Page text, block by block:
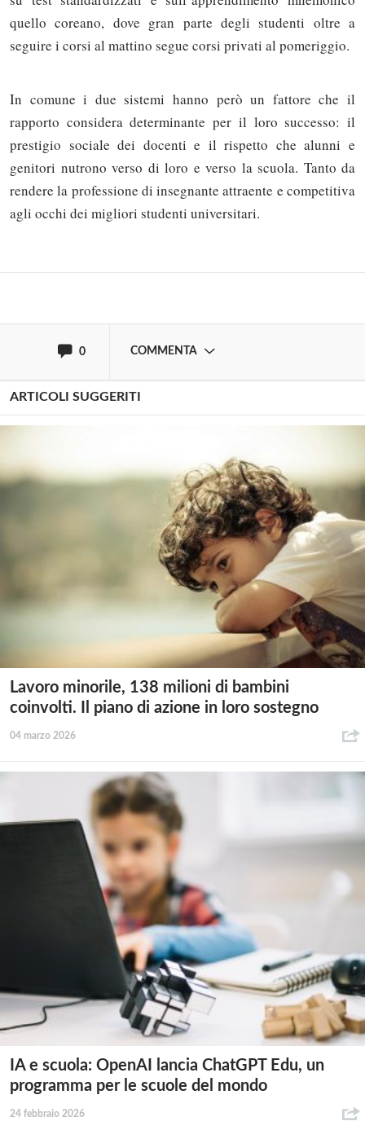
quello coreano, dove gran parte degli studenti oltre a
seguire i corsi al mattino segue corsi privati al pomeriggio.
In comune i due sistemi hanno però un fattore che il
rapporto considera determinante per il loro successo: il
prestigio sociale dei docenti e il rispetto che alunni e
genitori nutrono verso di loro e verso la scuola. Tanto da
rendere la professione di insegnante attraente e competitiva
agli occhi dei migliori studenti universitari.
0 COMMENTA
Solo gli utenti registrati possono
commentare!
ARTICOLI SUGGERITI
Lavoro minorile, 138 milioni di bambini
coinvolti. Il piano di azione in loro sostegno
04 marzo 2026
IA e scuola: OpenAI lancia ChatGPT Edu, un
programma per le scuole del mondo
24 febbraio 2026